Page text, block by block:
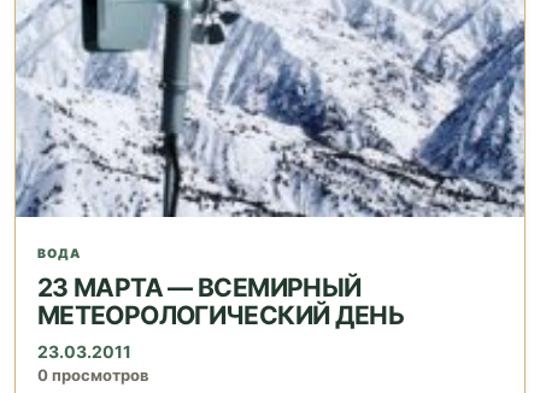
ВОДА
23 МАРТА — ВСЕМИРНЫЙ
МЕТЕОРОЛОГИЧЕСКИЙ ДЕНЬ
23.03.2011
0 просмотров